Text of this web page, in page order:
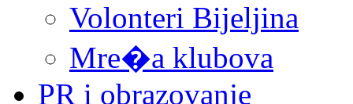
Volonteri Bijeljina
Mre�a klubova
PR i obrazovanje